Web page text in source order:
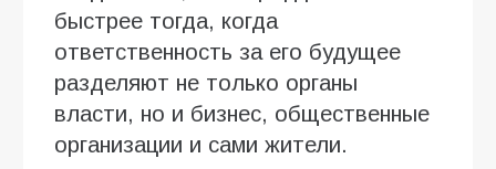
быстрее тогда, когда
ответственность за его будущее
разделяют не только органы
власти, но и бизнес, общественные
организации и сами жители.